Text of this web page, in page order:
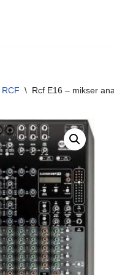
RCF \ Rcf E16 – mikser